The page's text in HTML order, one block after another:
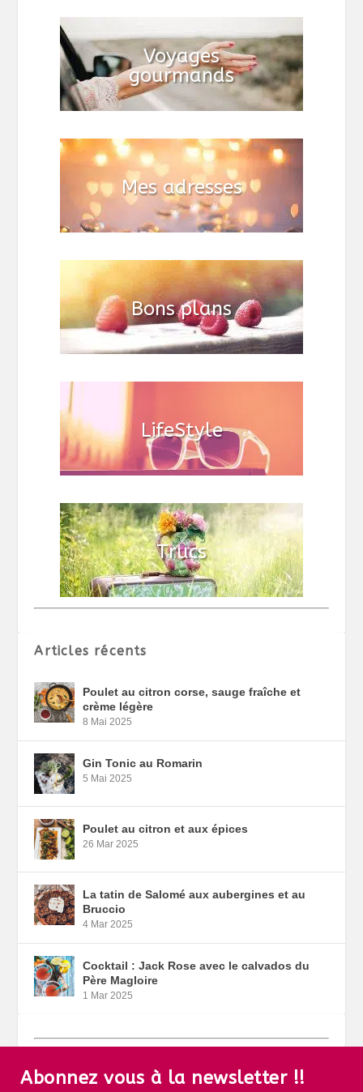
Articles récents
Poulet au citron corse, sauge fraîche et
crème légère
8 Mai 2025
Gin Tonic au Romarin
5 Mai 2025
Poulet au citron et aux épices
26 Mar 2025
La tatin de Salomé aux aubergines et au
Bruccio
4 Mar 2025
Cocktail : Jack Rose avec le calvados du
Père Magloire
1 Mar 2025
Abonnez vous à la newsletter !!